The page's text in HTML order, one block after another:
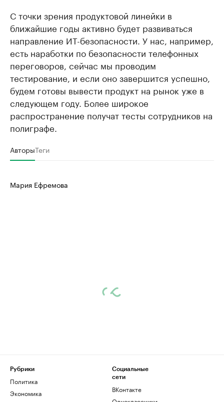
С точки зрения продуктовой линейки в
ближайшие годы активно будет развиваться
направление ИТ-безопасности. У нас, например,
есть наработки по безопасности телефонных
переговоров, сейчас мы проводим
тестирование, и если оно завершится успешно,
будем готовы вывести продукт на рынок уже в
следующем году. Более широкое
распространение получат тесты сотрудников на
полиграфе.
АвторыТеги
Мария Ефремова
Рубрики
Политика
Экономика
Социальные
сети
ВКонтакте